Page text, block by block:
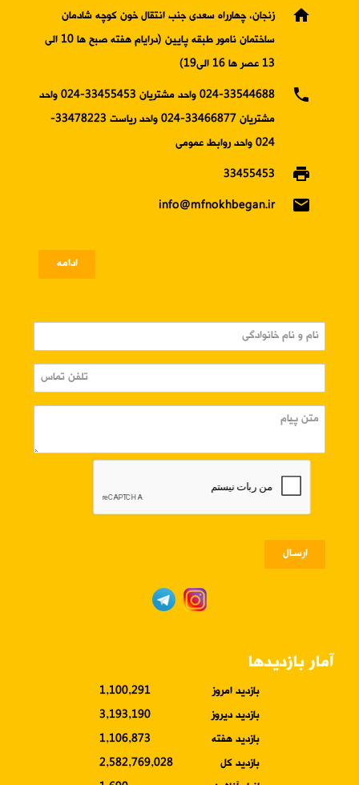
home
زنجان، چهارراه سعدی جنب انتقال خون کوچه شادمان
ساختمان نامور طبقه پایین (درایام هفته صبح ها 10 الی
13 عصر ها 16 الی19)
phone
024-33544688 واحد مشتریان 33455453-024 واحد
مشتریان 33466877-024 واحد ریاست 33478223-
024 واحد روابط عمومی
print
33455453
email
info@mfnokhbegan.ir
ادامه
ارسـال
آمار بازدیدها
بازدید امروز
1,100,291
بازدید دیروز
3,193,190
بازدید هفته
1,106,873
بازدید کل
2,582,769,028